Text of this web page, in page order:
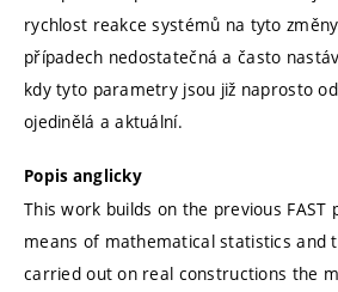
rychlost reakce systémů na tyto
případech nedostatečná a často
kdy tyto parametry jsou již naprosto
ojedinělá a aktuální.
Popis anglicky
This work builds on the previous FAST
means of mathematical statistics and
carried out on real constructions the